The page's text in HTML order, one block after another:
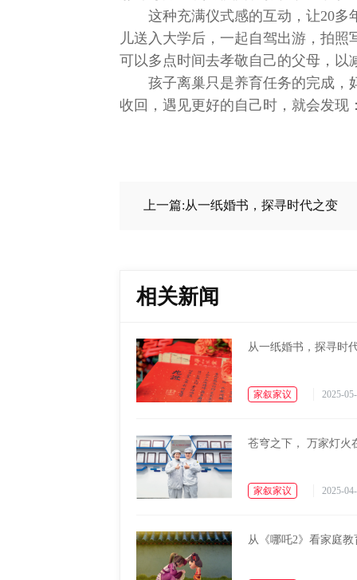
这种充满仪式感的互动，让20
儿送入大学后，一起自驾出游，拍
可以多点时间去孝敬自己的父母，以
孩子离巢只是养育任务的完成，
收回，遇见更好的自己时，就会发
上一篇:从一纸婚书，探寻时代之变
相关新闻
从一纸婚书，探寻时
家叙家议 2025-
苍穹之下， 万家灯火
家叙家议 2025-
从《哪吒2》看家庭教